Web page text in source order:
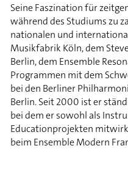
Seine Faszination für
während des Studiums zu
nationalen und
Musikfabrik Köln, dem
Berlin, dem Ensemble
Programmen mit dem
bei den Berliner
Berlin. Seit 2000 ist er
bei dem er sowohl als
Educationprojekten
beim Ensemble Modern